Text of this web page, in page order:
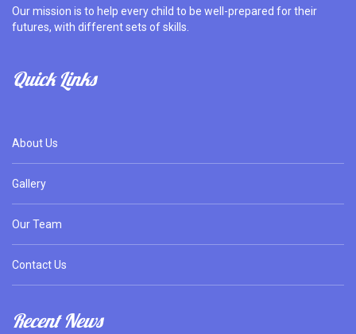
Our mission is to help every child to be well-prepared for their
futures, with different sets of skills.
Quick Links
About Us
Gallery
Our Team
Contact Us
Recent News